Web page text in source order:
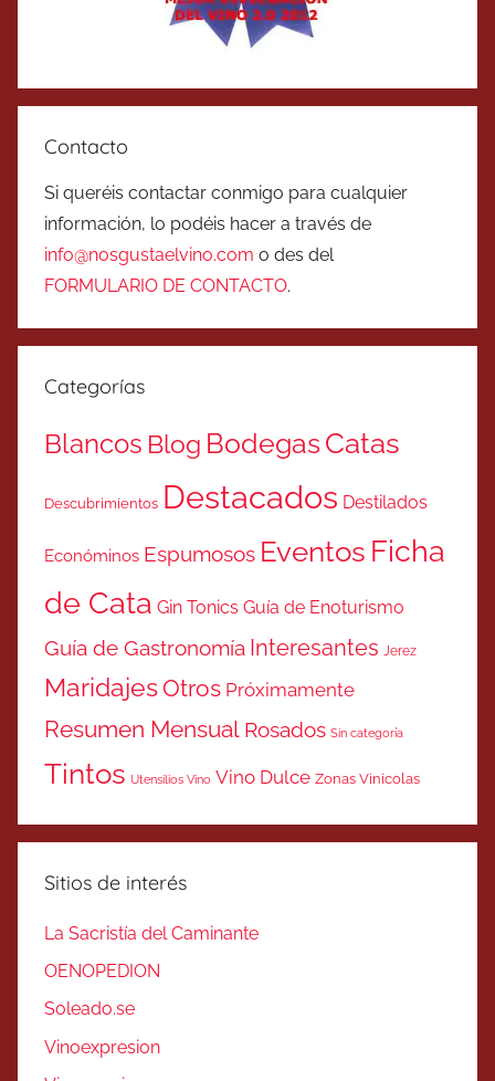
Contacto
Si queréis contactar conmigo para cualquier
información, lo podéis hacer a través de
info@nosgustaelvino.com o des del
FORMULARIO DE CONTACTO.
Categorías
Blancos Blog BodegasCatas
Descubrimientos Destacados Destilados
Económinos Espumosos Eventos Ficha
de Cata Gin Tonics Guía de Enoturismo
Guía de Gastronomía Interesantes Jerez
MaridajesOtros Próximamente
Resumen Mensual Rosados Sin categoría
Tintos Utensilios Vino Vino Dulce Zonas Vinicolas
Sitios de interés
La Sacristía del Caminante
OENOPEDION
Soleado.se
Vinoexpresion